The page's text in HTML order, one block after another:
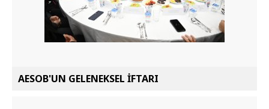
AESOB'UN GELENEKSEL İFTARI